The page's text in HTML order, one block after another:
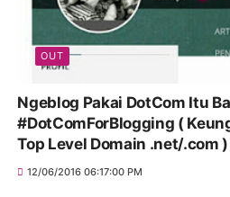
OUT
Ngeblog Pakai DotCom Itu
#DotComForBlogging (
Top Level Domain .net/.com )
12/06/2016 06:17:00 PM